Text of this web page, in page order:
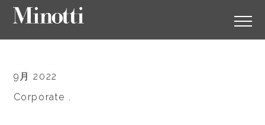
9月 2022
Corporate .